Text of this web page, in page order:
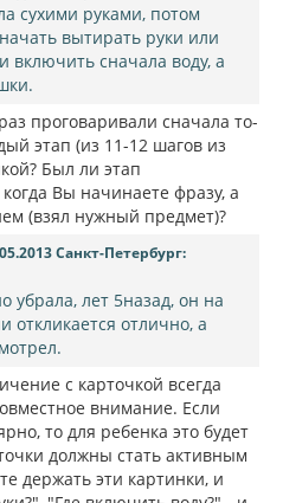
сухими руками, потом
вытирать руки или
включить сначала воду, а
проговаривали сначала то-
этап (из 11-12 шагов из
Был ли этап
Вы начинаете фразу, а
(взял нужный предмет)?
Санкт-Петербург:
убрала, лет 5назад, он на
откликается отлично, а
с карточкой всегда
внимание. Если
то для ребенка это будет
должны стать активным
держать эти картинки, и